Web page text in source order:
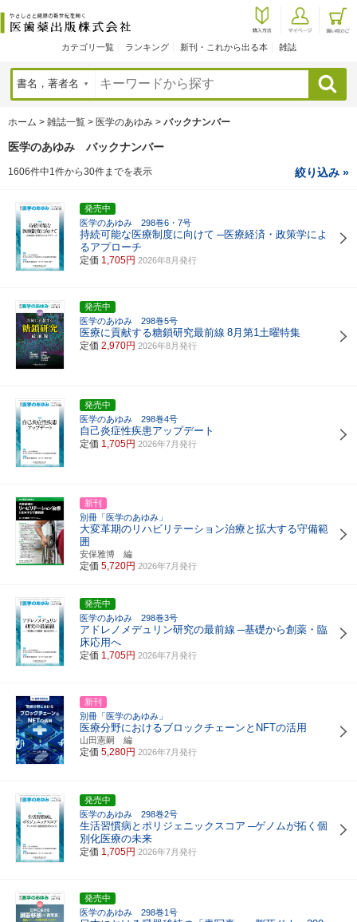
カテゴリ一覧 ランキング 新刊・これから出る本 雑誌
検索
ホーム > 雑誌一覧 > 医学のあゆみ > バックナンバー
医学のあゆみ バックナンバー
1606件中1件から30件までを表示 絞り込み »
発売中
医学のあゆみ 298巻6・7号
持続可能な医療制度に向けて ─医療経済・政策学によ
るアプローチ
定価 1,705円 2026年8月発行
発売中
医学のあゆみ 298巻5号
医療に貢献する糖鎖研究最前線 8月第1土曜特集
定価 2,970円 2026年8月発行
発売中
医学のあゆみ 298巻4号
自己炎症性疾患アップデート
定価 1,705円 2026年7月発行
新刊
別冊「医学のあゆみ」
大変革期のリハビリテーション治療と拡大する守備範
囲
安保雅博 編
定価 5,720円 2026年7月発行
発売中
医学のあゆみ 298巻3号
アドレノメデュリン研究の最前線 ─基礎から創薬・臨
床応用へ
定価 1,705円 2026年7月発行
新刊
別冊「医学のあゆみ」
医療分野におけるブロックチェーンとNFTの活用
山田憲嗣 編
定価 5,280円 2026年7月発行
発売中
医学のあゆみ 298巻2号
生活習慣病とポリジェニックスコア ─ゲノムが拓く個
別化医療の未来
定価 1,705円 2026年7月発行
発売中
医学のあゆみ 298巻1号